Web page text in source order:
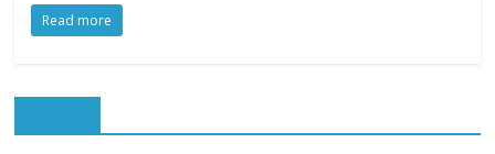
Read more